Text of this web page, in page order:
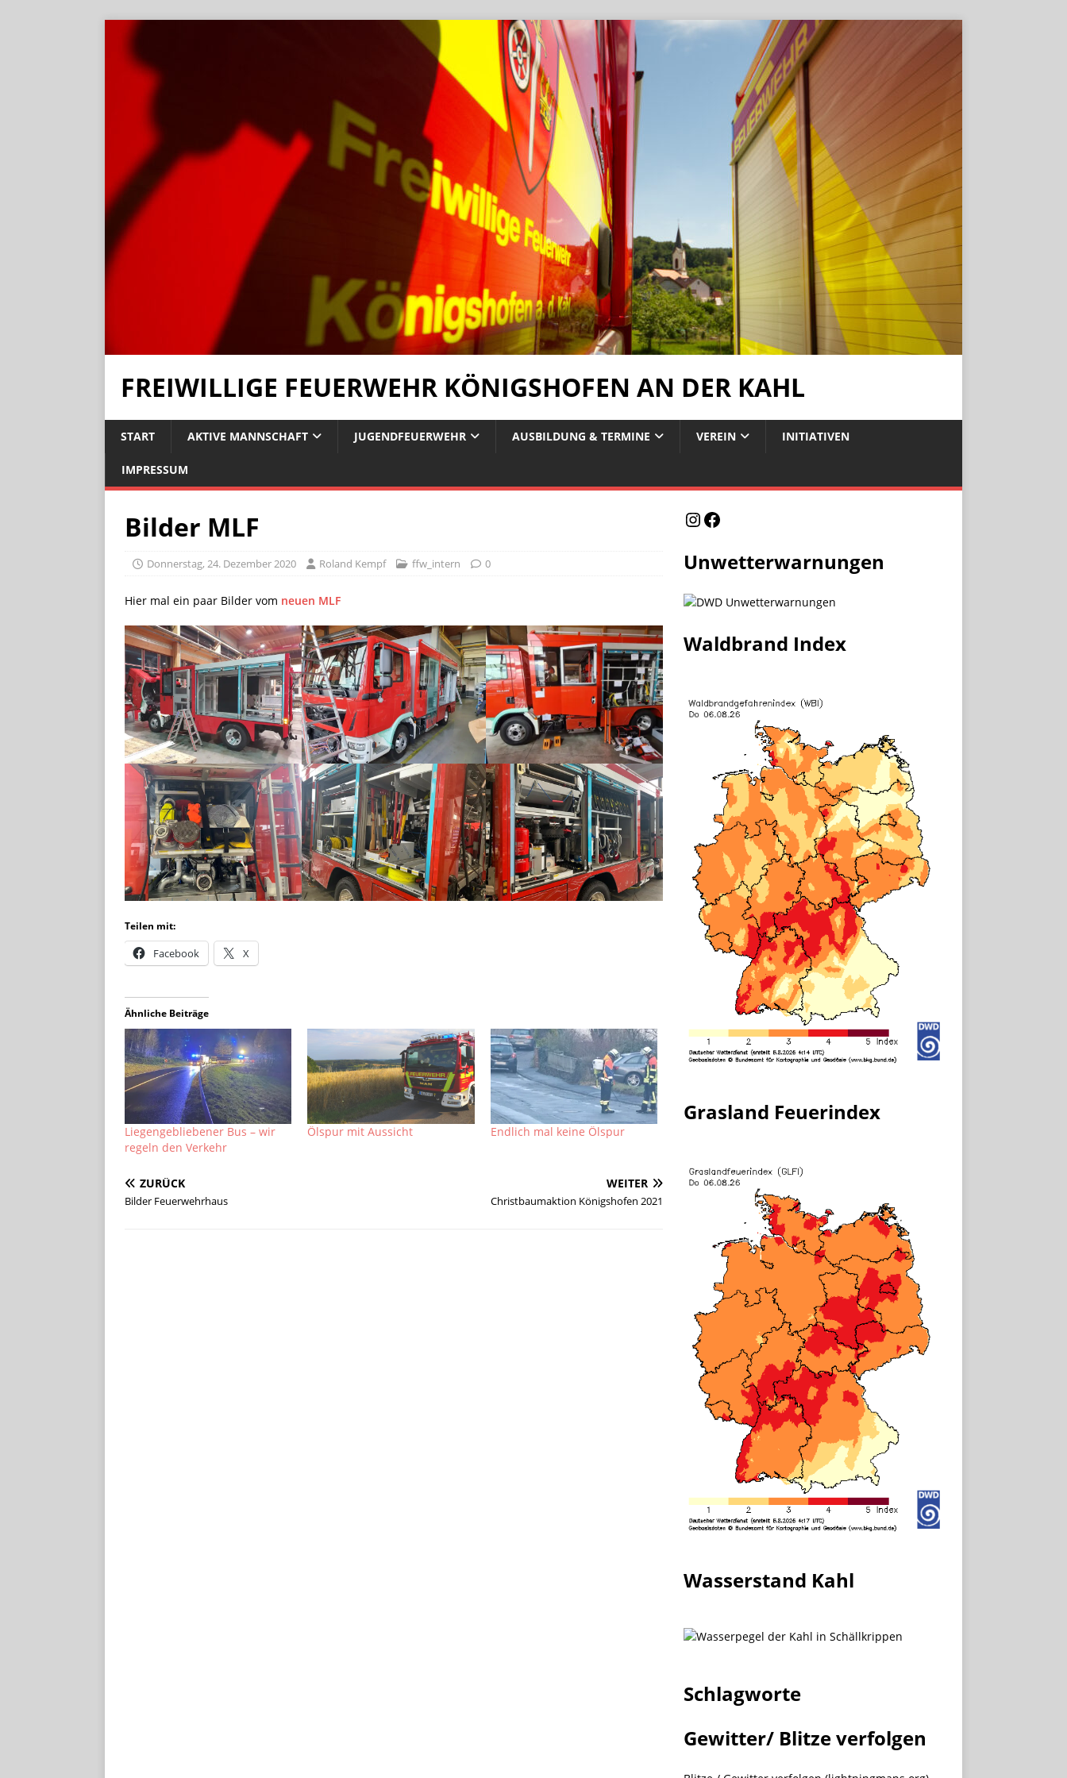
FREIWILLIGE FEUERWEHR KÖNIGSHOFEN AN DER KAHL
START AKTIVE MANNSCHAFT JUGENDFEUERWEHR AUSBILDUNG & TERMINE VEREIN INITIATIVEN
IMPRESSUM
Bilder MLF
Donnerstag, 24. Dezember 2020 Roland Kempf ffw_intern 0
Hier mal ein paar Bilder vom neuen MLF
Teilen mit:
Facebook X
Ähnliche Beiträge
Liegengebliebener Bus – wir
regeln den Verkehr
Ölspur mit Aussicht Endlich mal keine Ölspur
ZURÜCK
Bilder Feuerwehrhaus
WEITER
Christbaumaktion Königshofen 2021
Unwetterwarnungen
Waldbrand Index
Grasland Feuerindex
Wasserstand Kahl
Schlagworte
Gewitter/ Blitze verfolgen